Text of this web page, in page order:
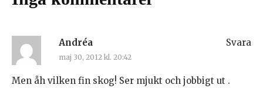
Andréa
maj 30, 2012 kl. 20:42
Men åh vilken fin skog! Ser mjukt och jobbigt ut .
Svara